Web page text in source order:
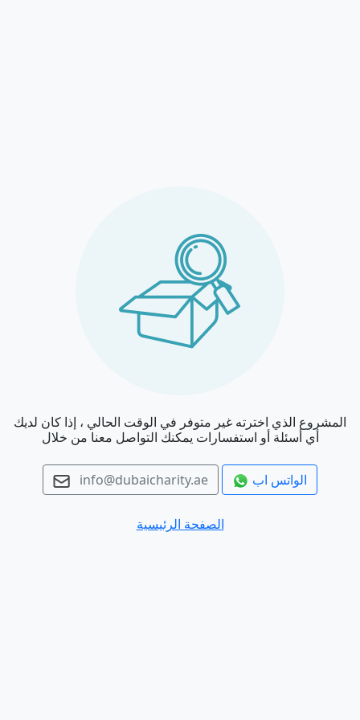
المشروع الذي اخترته غير متوفر في الوقت الحالي ، إذا كان لديك
أي أسئلة أو استفسارات يمكنك التواصل معنا من خلال
info@dubaicharity.ae الواتس اب
الصفحة الرئيسية